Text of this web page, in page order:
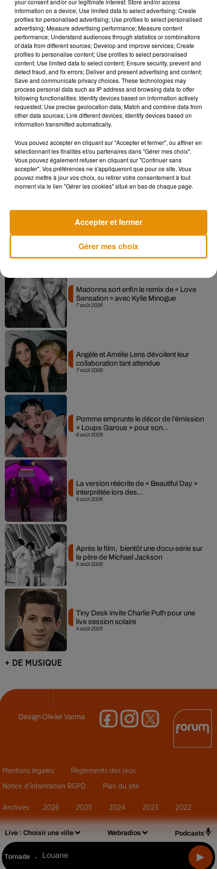
Live : Choisir une ville Webradios Podcasts
Tornade - Louane
Musique
7 août 2026
Madonna sort enfin le remix de « Love
Sensation » avec Kylie Minogue
7 août 2026
Angèle et Amélie Lens dévoilent leur
collaboration tant attendue
6 août 2026
Pomme emprunte le décor de l’émission
« Loups Garous » pour son...
6 août 2026
La version réécrite de « Beautiful Day »
interprétée lors des...
5 août 2026
Après le film, bientôt une docu-série sur
le père de Michael Jackson
4 août 2026
Tiny Desk invite Charlie Puth pour une
live session solaire
+ DE MUSIQUE
DesignOlivier Varma
Mentions légales Règlements des jeux
Notice d’information RGPD Plan du site
Archives 2026 2025 2024 2023 2022
your consent and/or our legitimate interest: Store and/or access
information on a device; Use limited data to select advertising; Create
profiles for personalised advertising; Use profiles to select personalised
advertising; Measure advertising performance; Measure content
performance; Understand audiences through statistics or combinations
of data from different sources; Develop and improve services; Create
profiles to personalise content; Use profiles to select personalised
content; Use limited data to select content; Ensure security, prevent and
detect fraud, and fix errors; Deliver and present advertising and content;
Save and communicate privacy choices. These technologies may
process personal data such as IP address and browsing data to offer
following functionalities: Identify devices based on information actively
requested; Use precise geolocation data; Match and combine data from
other data sources; Link different devices; Identify devices based on
information transmitted automatically.
Vous pouvez accepter en cliquant sur "Accepter et fermer", ou affiner en
sélectionnant les finalités et/ou partenaires dans "Gérer mes choix".
Vous pouvez également refuser en cliquant sur "Continuer sans
accepter". Vos préférences ne s'appliqueront que pour ce site. Vous
pouvez mettre à jour vos choix, ou retirer votre consentement à tout
moment via le lien "Gérer les cookies" situé en bas de chaque page.
Gérer mes choix
Accepter et fermer